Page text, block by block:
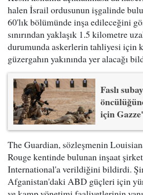
halen İsrail ordusunun işgalinde
60'lık bölümünde inşa edileceğini
sınırından yaklaşık 1.5 kilometre
durumunda askerlerin tahliyesi için
güzergahın yakınında yer alacağı
Faslı
için
The Guardian, sözleşmenin
Rouge kentinde bulunan inşaat
International'a verildiğini bildirdi.
Afganistan'daki ABD güçleri için